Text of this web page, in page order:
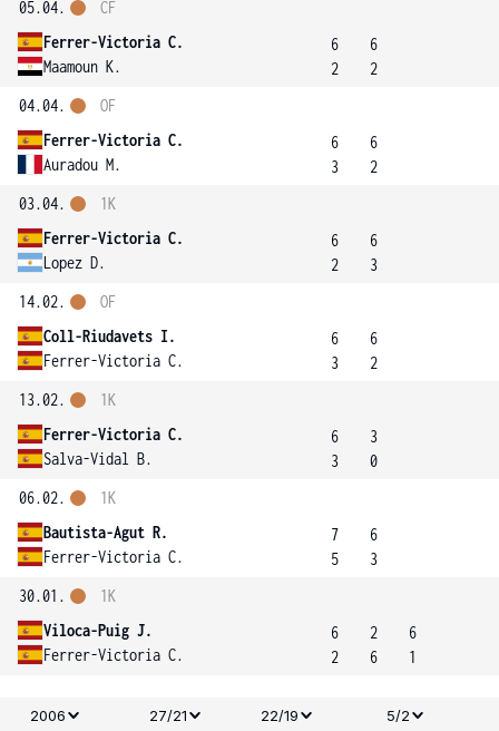
05.04.
Ferrer-Victoria C.
Maamoun K.
ČF
6
2
6
2
04.04.
Ferrer-Victoria C.
Auradou M.
OF
6
3
6
2
03.04.
Ferrer-Victoria C.
Lopez D.
1K
6
2
6
3
14.02.
Coll-Riudavets I.
Ferrer-Victoria C.
OF
6
3
6
2
13.02.
Ferrer-Victoria C.
Salva-Vidal B.
1K
6
3
3
0
06.02.
Bautista-Agut R.
Ferrer-Victoria C.
1K
7
5
6
3
30.01.
Viloca-Puig J.
Ferrer-Victoria C.
1K
6
2
2
6
6
1
2006 27/21 22/19
5/2